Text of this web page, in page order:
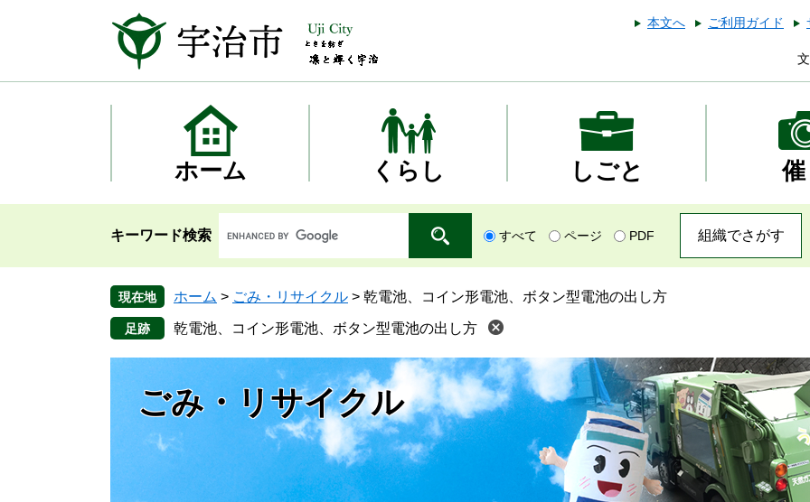
本
本文へ ご利用ガイド
ホーム くらし しごと 催
キーワード検索 すべて ページ PDF 組織でさがす
現在地 ホーム > ごみ・リサイクル > 乾電池、コイン形電池、ボタン型電池の出し方
乾電池、コイン形電池、ボタン型電池の出し方
ごみ・リサイクル